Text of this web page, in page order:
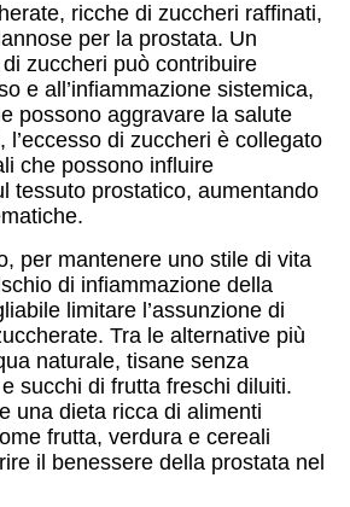
ricche di zuccheri raffinati,
per la prostata. Un
zuccheri può contribuire
e all’infiammazione sistemica,
possono aggravare la salute
l’eccesso di zuccheri è collegato
che possono influire
tessuto prostatico, aumentando
per mantenere uno stile di vita
di infiammazione della
limitare l’assunzione di
Tra le alternative più
naturale, tisane senza
succhi di frutta freschi diluiti.
una dieta ricca di alimenti
frutta, verdura e cereali
il benessere della prostata nel